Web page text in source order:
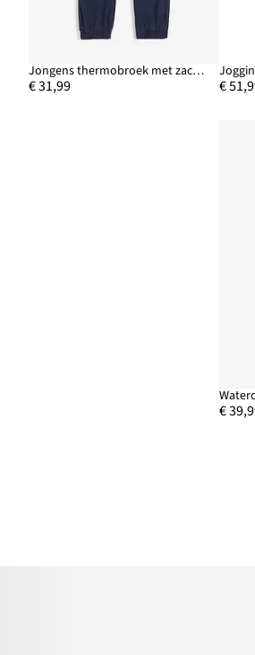
Jongens thermobroek met zachte voering van katoen, regular fit
€ 31,99 €
€